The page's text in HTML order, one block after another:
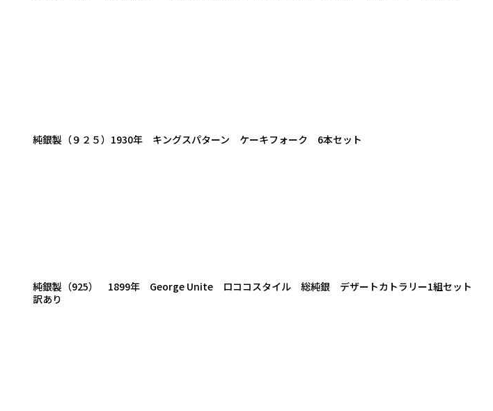
純銀製（９２５）1930年 キングスパターン ケーキフォーク 6本セット
純銀製（925） 1899年 George Unite ロココスタイル 総純銀 デザートカトラリー1組セット
訳あり